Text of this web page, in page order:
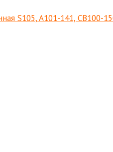
S105, A101-141, CB100-